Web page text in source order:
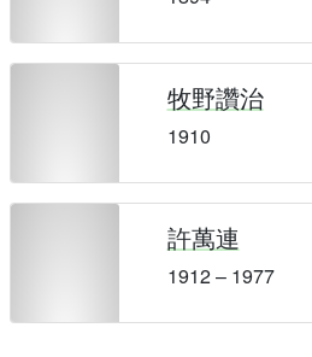
牧野讚治
1910
許萬連
1912 – 1977